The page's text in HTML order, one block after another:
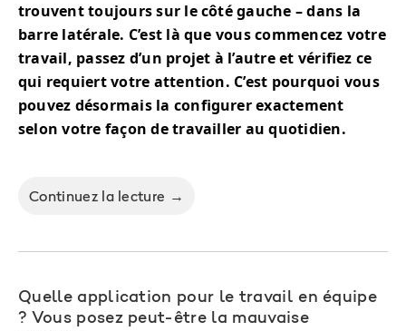
trouvent toujours sur le côté gauche – dans la
barre latérale. C’est là que vous commencez votre
travail, passez d’un projet à l’autre et vérifiez ce
qui requiert votre attention. C’est pourquoi vous
pouvez désormais la configurer exactement
selon votre façon de travailler au quotidien.
Continuez la lecture →
Quelle application pour le travail en équipe
? Vous posez peut-être la mauvaise